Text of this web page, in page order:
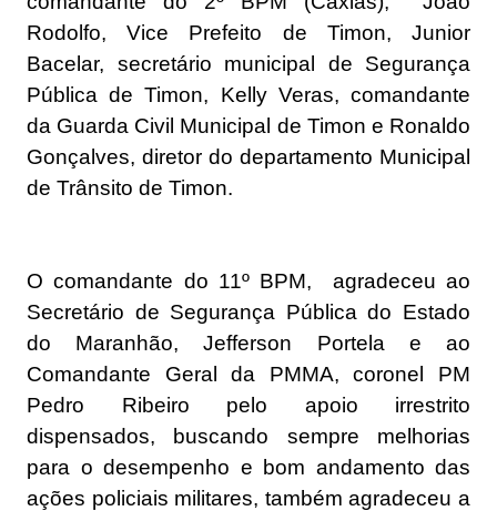
Rodolfo, Vice Prefeito de Timon, Junior
Bacelar, secretário municipal de Segurança
Pública de Timon, Kelly Veras, comandante
da Guarda Civil Municipal de Timon e Ronaldo
Gonçalves, diretor do departamento Municipal
de Trânsito de Timon.
O comandante do 11º BPM, agradeceu ao
Secretário de Segurança Pública do Estado
do Maranhão, Jefferson Portela e ao
Comandante Geral da PMMA, coronel PM
Pedro Ribeiro pelo apoio irrestrito
dispensados, buscando sempre melhorias
para o desempenho e bom andamento das
ações policiais militares, também agradeceu a